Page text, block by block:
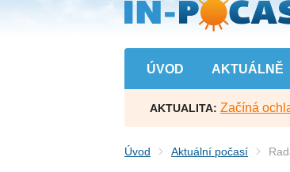
obsah
ÚVOD AKTUÁLNĚ
AKTUALITA: Začíná
Úvod Aktuální počasí